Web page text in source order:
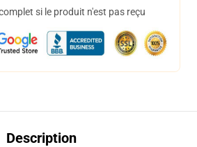
si le produit n'est pas reçu
Description